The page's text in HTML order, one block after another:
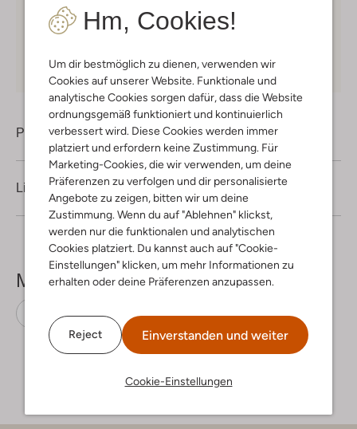
Hm, Cookies!
Um dir bestmöglich zu dienen, verwenden wir
Cookies auf unserer Website. Funktionale und
analytische Cookies sorgen dafür, dass die Website
ordnungsgemäß funktioniert und kontinuierlich
verbessert wird. Diese Cookies werden immer
platziert und erfordern keine Zustimmung. Für
Marketing-Cookies, die wir verwenden, um deine
Präferenzen zu verfolgen und dir personalisierte
Angebote zu zeigen, bitten wir um deine
Zustimmung. Wenn du auf "Ablehnen" klickst,
werden nur die funktionalen und analytischen
Cookies platziert. Du kannst auch auf "Cookie-
Einstellungen" klicken, um mehr Informationen zu
erhalten oder deine Präferenzen anzupassen.
Reject Einverstanden und weiter
Cookie-Einstellungen
Kostenloser Versand
Mitglieder in Deutschland
Produktinformation
Lieferung & Rückgabe
Mehr sehen
Ankle Boots Timberland Nubuk